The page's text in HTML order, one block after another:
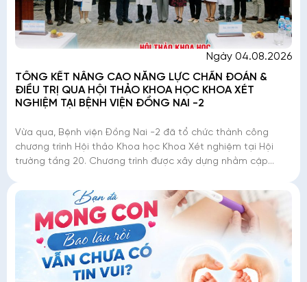
Ngày 04.08.2026
TỔNG KẾT NÂNG CAO NĂNG LỰC CHẨN ĐOÁN &
ĐIỀU TRỊ QUA HỘI THẢO KHOA HỌC KHOA XÉT
NGHIỆM TẠI BỆNH VIỆN ĐỒNG NAI -2
Vừa qua, Bệnh viện Đồng Nai -2 đã tổ chức thành công
chương trình Hội thảo Khoa học Khoa Xét nghiệm tại Hội
trường tầng 20. Chương trình được xây dựng nhằm cập